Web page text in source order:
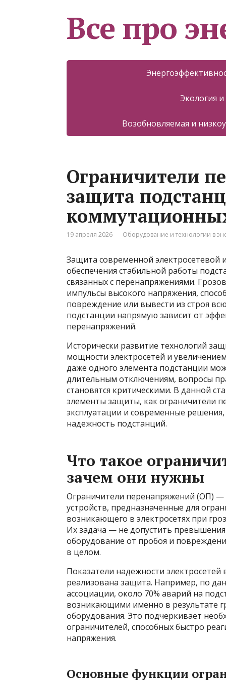
Все про
Экология
Возобновляемая и
Ограничители
защита
19 апреля 2026 Оборудование и технологии в
Защита современной
обеспечения стабильной работы
связанных с перенапряжениями.
импульсы высокого напряжения,
повреждение или вывести из строя
подстанции напрямую зависит от
перенапряжений.
Исторически развитие технологий
мощности электросетей и
даже одного элемента подстанции
длительным отключениям, вопросы
становятся критическими. В данной
элементы защиты, как ограничители
эксплуатации и современные
надежность подстанций.
Что такое
зачем они нужны
Ограничители перенапряжений (ОП) —
устройств, предназначенные для
возникающего в электросетях при
Их задача — не допустить
оборудование от пробоя и
в целом.
Показатели надежности электросетей
реализована защита. Например, по
ассоциации, около 70% аварий на
возникающими именно в результате
оборудования. Это подчеркивает
ограничителей, способных быстро
напряжения.
Основные функции